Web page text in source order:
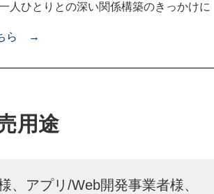
人ひとりとの深い関係構築のきっかけに
ら →
用途
アプリ/Web開発事業者様、